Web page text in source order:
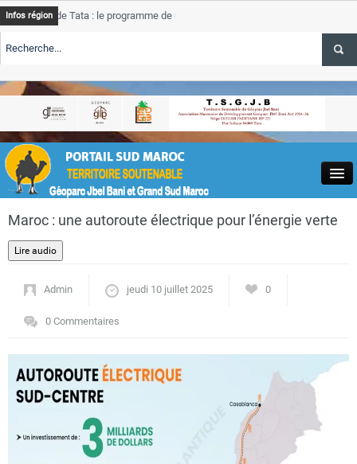
Close
Actualités
Circuits touristiques
Infos région
de Tata : le programme de rehabilitation post-inondations
TSGJB Tourisme : l’ONMT renforce l’aerien a Dakhla et
Tata
TSGJB Tourisme au Maroc : Transavia renforce les vols Paris-
Maroc : une autoroute électrique pour l’énergie verte
Admin jeudi 10 juillet 2025 0
0 Commentaires